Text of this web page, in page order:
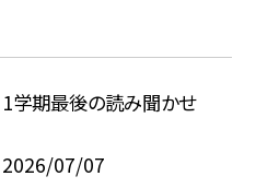
1学期最後の読み聞かせ
2026/07/07